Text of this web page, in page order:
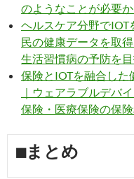
のようなことが必要か
ヘルスケア分野でIOT
民の健康データを取
生活習慣病の予防を
保険とIOTを融合した
｜ウェアラブルデバ
保険・医療保険の保
■まとめ